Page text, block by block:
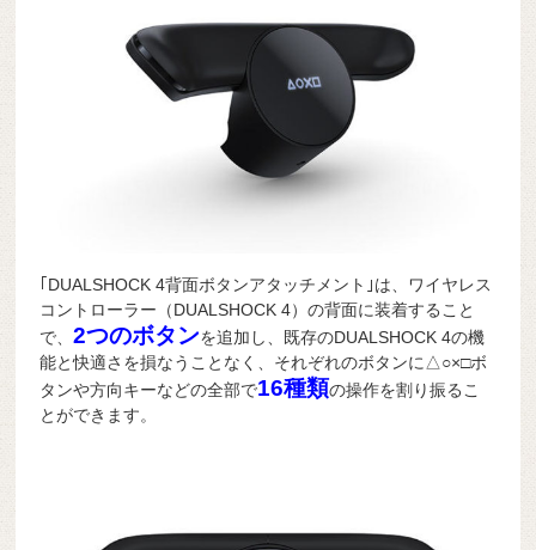
｢DUALSHOCK 4背面ボタンアタッチメント｣は、ワイヤレス
コントローラー（DUALSHOCK 4）の背面に装着すること
で、2つのボタンを追加し、既存のDUALSHOCK 4の機
能と快適さを損なうことなく、それぞれのボタンに△○×□ボ
タンや方向キーなどの全部で16種類の操作を割り振るこ
とができます。